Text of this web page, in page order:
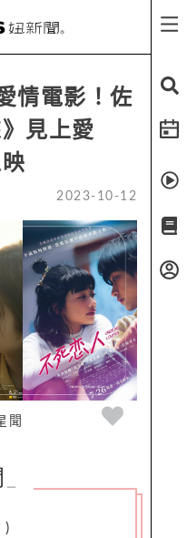
情電影！佐
見上愛
2023-10-12
聞
)